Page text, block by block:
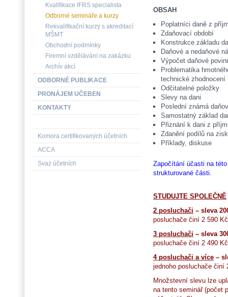
OBSAH
Poplatníci daně z
Zdaňovací období
Konstrukce základu
Daňové a nedaňové
Výpočet daňové
Problematika
technické zhodnocení
Odčitatelné položky
Slevy na dani
Poslední známá
Samostatný základ
Přiznání k dani z
Zdanění podílů na
Příklady, diskuse
Započítání účasti na
strukturované části.
STUDUJTE SPOLEČNĚ
2 posluchači – sleva
posluchače činí 2 590
3 posluchači – sleva
posluchače činí 2 490
4 posluchači a více –
jednoho posluchače činí
Množstevní slevu lze
na tento seminář (počet
Kvalifikace IFRS specialista
Odborné semináře a kurzy
Rekvalifikační kurzy s akreditací
MŠMT
Obchodní podmínky
Firemní vzdělávání na zakázku
Archív akcí
ODBORNÉ PUBLIKACE
PRONÁJEM UČEBEN
KONTAKTY
Komora certifikovaných účetních
ACCA
Svaz účetních